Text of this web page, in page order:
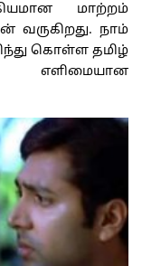
மாற்றம்
வருகிறது. நாம்
கொள்ள தமிழ்
எளிமையான